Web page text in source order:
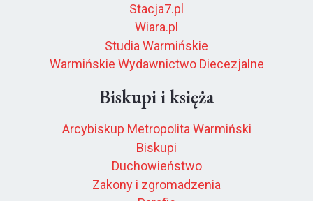
Stacja7.pl
Wiara.pl
Studia Warmińskie
Warmińskie Wydawnictwo Diecezjalne
Biskupi i księża
Arcybiskup Metropolita Warmiński
Biskupi
Duchowieństwo
Zakony i zgromadzenia